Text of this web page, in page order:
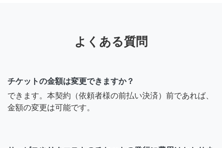
よくある質問
チケットの金額は変更できますか？
できます。本契約（依頼者様の前払い決済）前であれば、
金額の変更は可能です。